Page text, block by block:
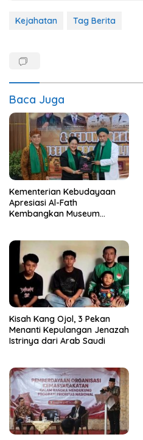
Kejahatan Tag Berita
Baca Juga
Kementerian Kebudayaan
Apresiasi Al-Fath
Kembangkan Museum
Kisah Kang Ojol, 3 Pekan
Menanti Kepulangan Jenazah
Istrinya dari Arab Saudi